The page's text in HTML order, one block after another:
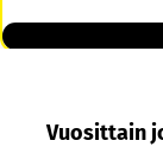
Tarjoamme
Vuosittain